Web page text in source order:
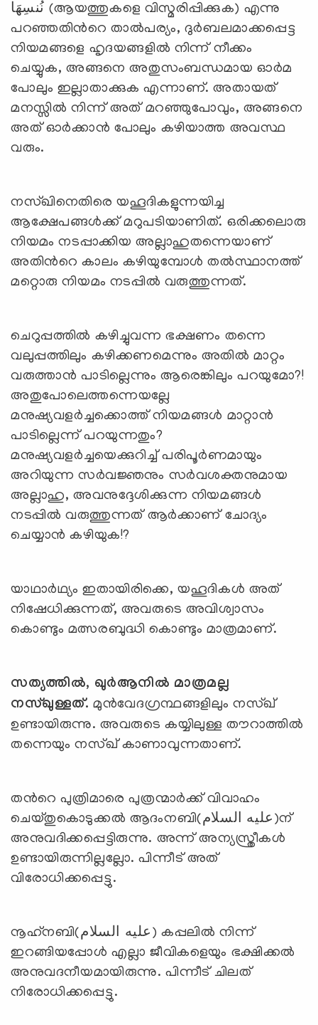
نُنسِهَا (ആയത്തുകളെ വിസ്മരിപ്പിക്കുക) എന്നു
പറഞ്ഞതിന്‍റെ താല്‍പര്യം, ദുര്‍ബലമാക്കപ്പെട്ട
നിയമങ്ങളെ ഹൃദയങ്ങളില്‍ നിന്ന് നീക്കം
ചെയ്യുക, അങ്ങനെ അതുസംബന്ധമായ ഓര്‍മ
പോലും ഇല്ലാതാക്കുക എന്നാണ്. അതായത്
മനസ്സില്‍ നിന്ന് അത് മറഞ്ഞുപോവും, അങ്ങനെ
അത് ഓര്‍ക്കാന്‍ പോലും കഴിയാത്ത അവസ്ഥ
വരും.
നസ്ഖിനെതിരെ യഹൂദികളുന്നയിച്ച
ആക്ഷേപങ്ങള്‍ക്ക് മറുപടിയാണിത്. ഒരിക്കലൊരു
നിയമം നടപ്പാക്കിയ അല്ലാഹുതന്നെയാണ്
അതിന്‍റെ കാലം കഴിയുമ്പോള്‍ തല്‍സ്ഥാനത്ത്
മറ്റൊരു നിയമം നടപ്പില്‍ വരുത്തുന്നത്.
ചെറുപ്പത്തില്‍ കഴിച്ചുവന്ന ഭക്ഷണം തന്നെ
വലുപ്പത്തിലും കഴിക്കണമെന്നും അതില്‍ മാറ്റം
വരുത്താന്‍ പാടില്ലെന്നും ആരെങ്കിലും പറയുമോ?!
അതുപോലെത്തന്നെയല്ലേ
മനുഷ്യവളര്‍ച്ചക്കൊത്ത് നിയമങ്ങള്‍ മാറ്റാന്‍
പാടില്ലെന്ന് പറയുന്നതും?
മനുഷ്യവളര്‍ച്ചയെക്കുറിച്ച് പരിപൂര്‍ണമായും
അറിയുന്ന സര്‍വജ്ഞനും സര്‍വശക്തനുമായ
അല്ലാഹു, അവനുദ്ദേശിക്കുന്ന നിയമങ്ങള്‍
നടപ്പില്‍ വരുത്തുന്നത് ആര്‍ക്കാണ് ചോദ്യം
ചെയ്യാന്‍ കഴിയുക!?
യാഥാര്‍ഥ്യം ഇതായിരിക്കെ, യഹൂദികള്‍ അത്
നിഷേധിക്കുന്നത്, അവരുടെ അവിശ്വാസം
കൊണ്ടും മത്സരബുദ്ധി കൊണ്ടും മാത്രമാണ്.
സത്യത്തില്‍, ഖുര്‍ആനില്‍ മാത്രമല്ല
നസ്ഖുള്ളത്. മുന്‍വേദഗ്രന്ഥങ്ങളിലും നസ്ഖ്
ഉണ്ടായിരുന്നു. അവരുടെ കയ്യിലുള്ള തൗറാത്തില്‍
തന്നെയും നസ്ഖ് കാണാവുന്നതാണ്.
തന്‍റെ പുത്രിമാരെ പുത്രന്മാര്‍ക്ക് വിവാഹം
ചെയ്തുകൊടുക്കല്‍ ആദംനബി(عليه السلام)ന്
അനുവദിക്കപ്പെട്ടിരുന്നു. അന്ന് അന്യസ്ത്രീകള്‍
ഉണ്ടായിരുന്നില്ലല്ലോ. പിന്നീട് അത്
വിരോധിക്കപ്പെട്ടു.
നൂഹ്‌നബി(عليه السلام) കപ്പലില്‍ നിന്ന്
ഇറങ്ങിയപ്പോള്‍ എല്ലാ ജീവികളെയും ഭക്ഷിക്കല്‍
അനുവദനീയമായിരുന്നു. പിന്നീട് ചിലത്
നിരോധിക്കപ്പെട്ടു.